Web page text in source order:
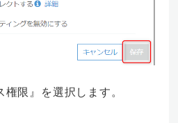
限』を選択します。